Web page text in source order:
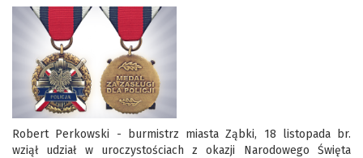
Robert Perkowski - burmistrz miasta Ząbki, 18 listopada br.
wziął udział w uroczystościach z okazji Narodowego Święta